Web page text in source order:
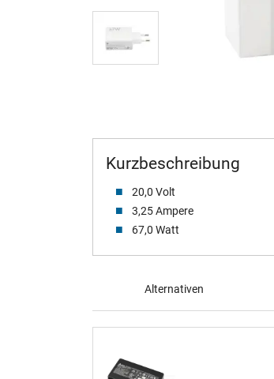
Kurzbeschreibung
20,0 Volt
3,25 Ampere
67,0 Watt
Alternativen